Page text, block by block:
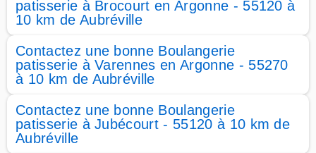
patisserie à Brocourt en Argonne - 55120 à
10 km de Aubréville
Contactez une bonne Boulangerie
patisserie à Varennes en Argonne - 55270
à 10 km de Aubréville
Contactez une bonne Boulangerie
patisserie à Jubécourt - 55120 à 10 km de
Aubréville